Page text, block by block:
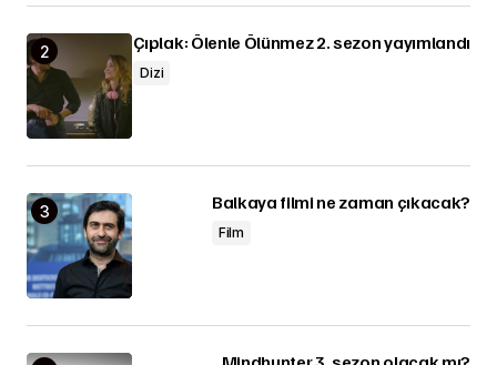
Çıplak: Ölenle Ölünmez 2. sezon yayımlandı
Dizi
Balkaya filmi ne zaman çıkacak?
Film